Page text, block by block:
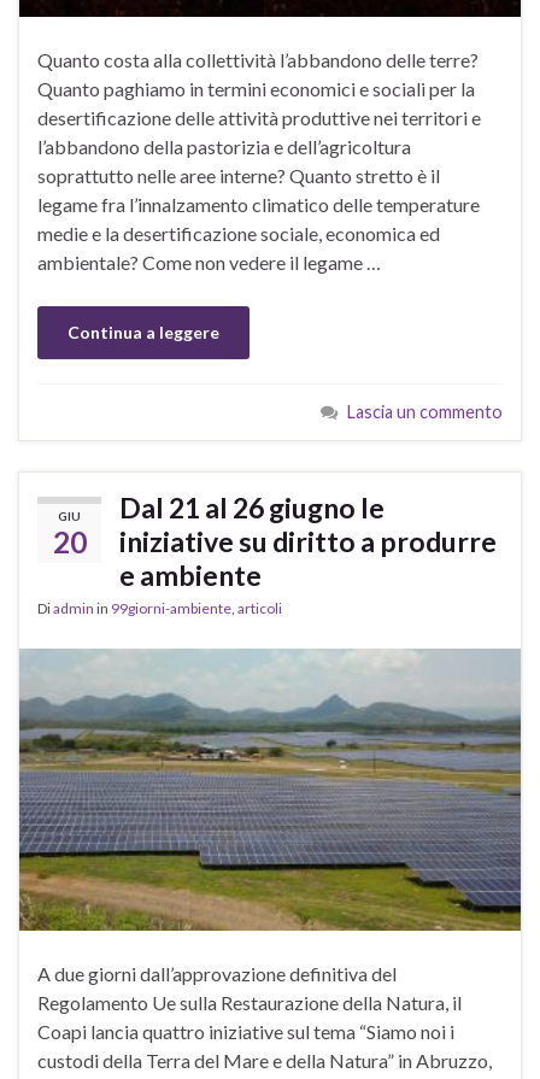
Quanto costa alla collettività l’abbandono delle terre?
Quanto paghiamo in termini economici e sociali per la
desertificazione delle attività produttive nei territori e
l’abbandono della pastorizia e dell’agricoltura
soprattutto nelle aree interne? Quanto stretto è il
legame fra l’innalzamento climatico delle temperature
medie e la desertificazione sociale, economica ed
ambientale? Come non vedere il legame …
Continua a leggere
Lascia un commento
GIU
20
Dal 21 al 26 giugno le
iniziative su diritto a produrre
e ambiente
Diadmin in 99giorni-ambiente, articoli
A due giorni dall’approvazione definitiva del
Regolamento Ue sulla Restaurazione della Natura, il
Coapi lancia quattro iniziative sul tema “Siamo noi i
custodi della Terra del Mare e della Natura” in Abruzzo,